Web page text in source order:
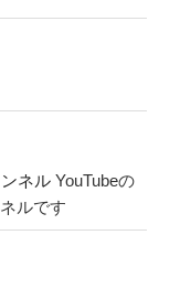
ネル YouTubeの
ルです